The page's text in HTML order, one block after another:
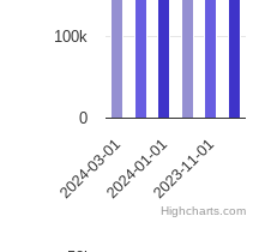
2024-03-012024-01-012023-11-01
0
100k
Highcharts.com